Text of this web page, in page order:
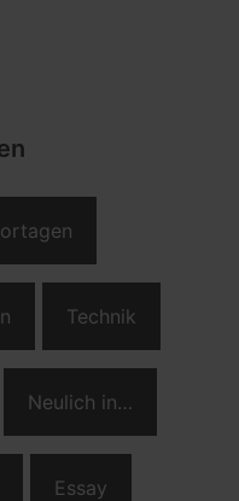
Technik
Neulich in…
Essay